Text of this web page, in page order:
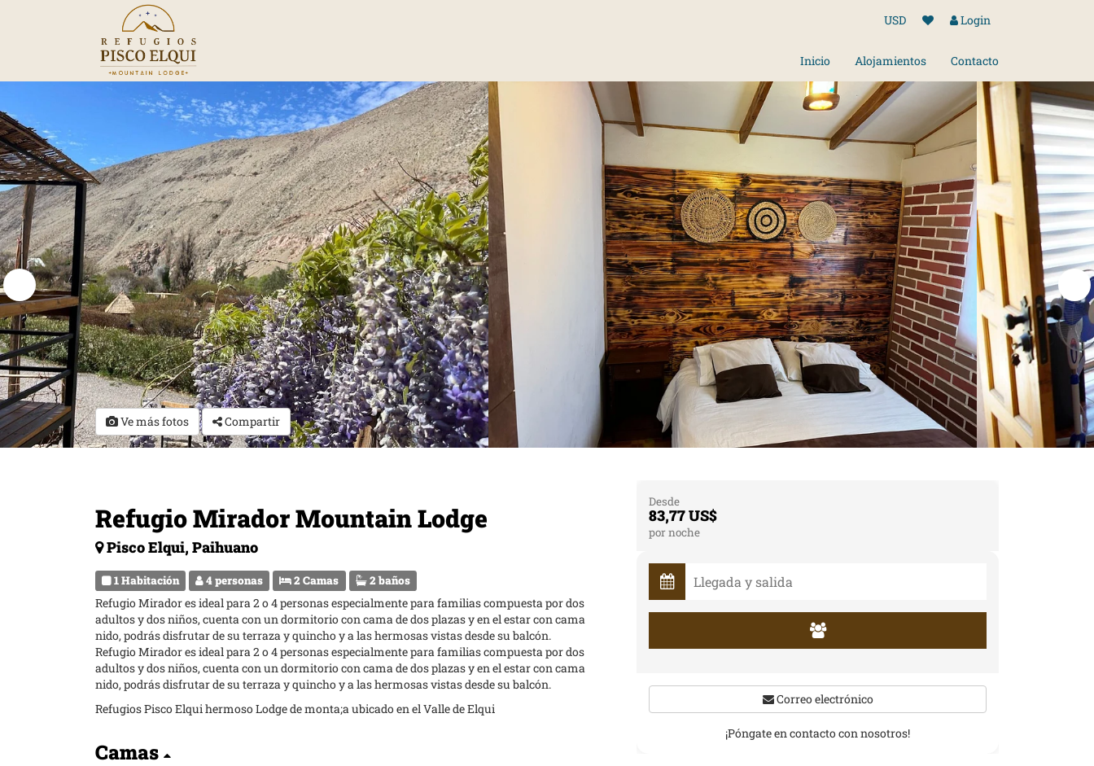
USD Login
Inicio Alojamientos Contacto
Ve más fotos Compartir
Refugio Mirador Mountain Lodge
Pisco Elqui, Paihuano
1 Habitación 4 personas 2 Camas 2 baños
Refugio Mirador es ideal para 2 o 4 personas especialmente para familias compuesta por dos
adultos y dos niños, cuenta con un dormitorio con cama de dos plazas y en el estar con cama
nido, podrás disfrutar de su terraza y quincho y a las hermosas vistas desde su balcón.
Refugio Mirador es ideal para 2 o 4 personas especialmente para familias compuesta por dos
adultos y dos niños, cuenta con un dormitorio con cama de dos plazas y en el estar con cama
nido, podrás disfrutar de su terraza y quincho y a las hermosas vistas desde su balcón.
Refugios Pisco Elqui hermoso Lodge de monta;a ubicado en el Valle de Elqui
Camas
Desde
83,77 US$
por noche
Correo electrónico
¡Póngate en contacto con nosotros!